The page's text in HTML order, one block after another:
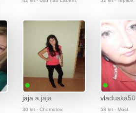
jaja a jaja
30 let - Chomutov.
vladuska50
58 let - Most.